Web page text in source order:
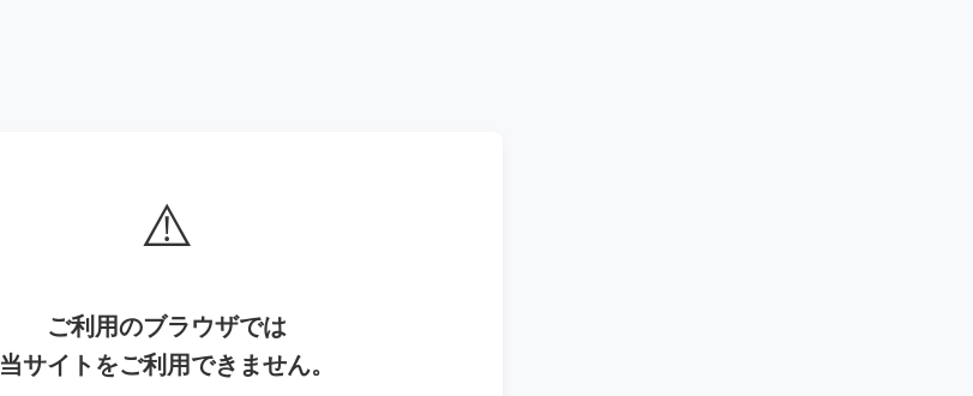
⚠️
ご利用のブラウザでは
当サイトをご利用できません。